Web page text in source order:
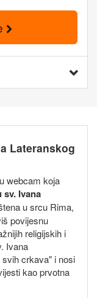
Lateranskog
webcam koja
sv. Ivana
u srcu Rima,
povijesnu
religijskih i
Ivana
crkava" i nosi
kao prvotna